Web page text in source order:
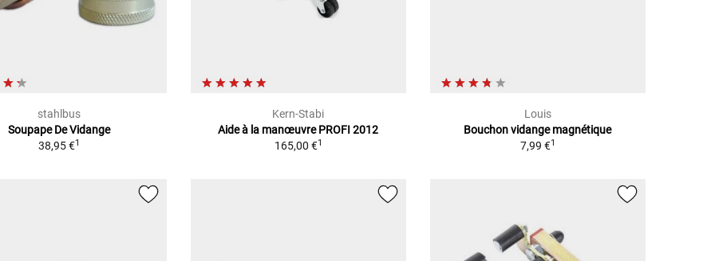
stahlbus
Soupape De Vidange
38,95 €1
Kern-Stabi
Aide à la manœuvre PROFI 2012
165,00 €1
Louis
Bouchon vidange magnétique
7,99 €1